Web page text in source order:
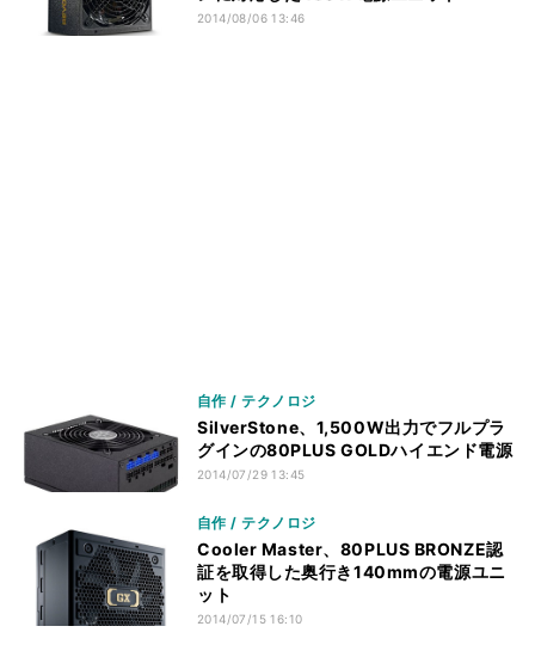
2014/08/06 13:46
自作 / テクノロジ
SilverStone、1,500W出力でフルプラ
グインの80PLUS GOLDハイエンド電源
2014/07/29 13:45
自作 / テクノロジ
Cooler Master、80PLUS BRONZE認
証を取得した奥行き140mmの電源ユニ
ット
2014/07/15 16:10